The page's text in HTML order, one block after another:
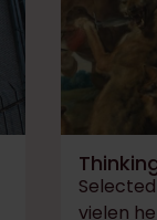
vielen